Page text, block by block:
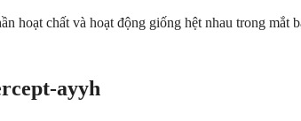
hoạt chất và hoạt động giống hệt nhau trong
ayyh